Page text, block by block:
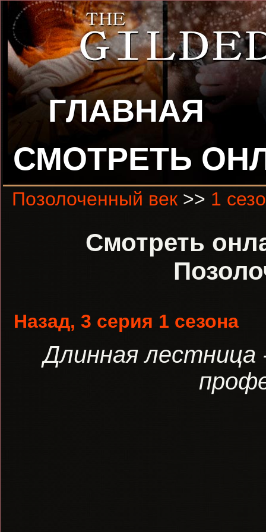
ГЛАВНАЯ
СМОТРЕТЬ
Позолоченный век >> 1
Смотреть
Назад, 3 серия 1 сезона
Длинная лестница